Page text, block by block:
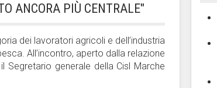
ANCORA PIÙ CENTRALE"
dei lavoratori agricoli e dell’industria
All’incontro, aperto dalla relazione
Segretario generale della Cisl Marche